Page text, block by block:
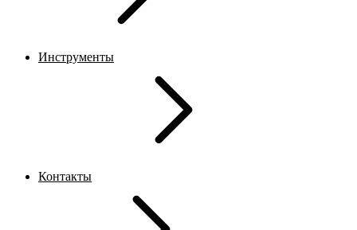
Инструменты
Контакты